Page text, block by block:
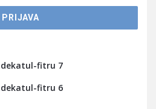
fitru 7
fitru 6